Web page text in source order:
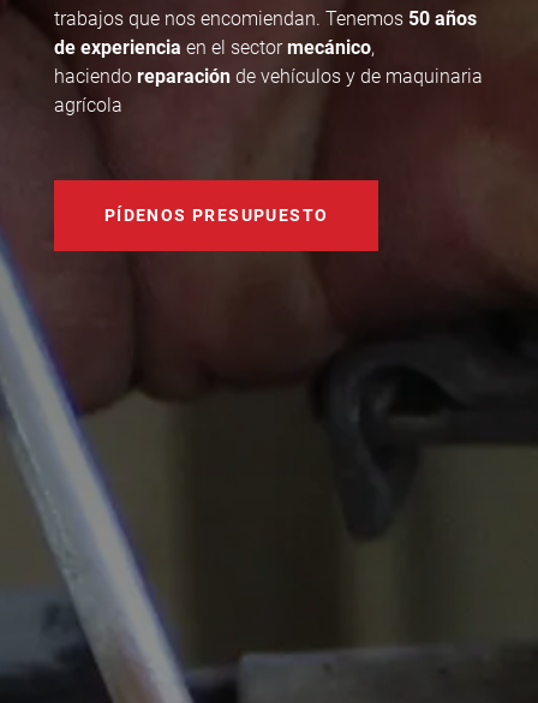
trabajos que nos encomiendan. Tenemos 50 años
de experiencia en el sector mecánico,
haciendo reparación de vehículos y de maquinaria
agrícola
PÍDENOS PRESUPUESTO